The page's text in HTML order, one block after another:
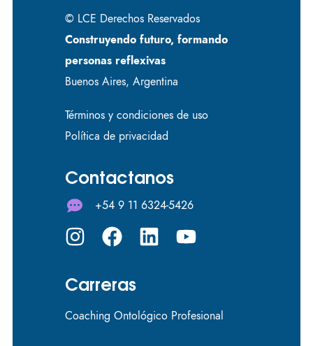
© LCE Derechos Reservados
Construyendo futuro, formando
personas reflexivas
Buenos Aires, Argentina
Términos y condiciones de uso
Política de privacidad
Contactanos
+54 9 11 6324-5426
Carreras
Coaching Ontológico Profesional